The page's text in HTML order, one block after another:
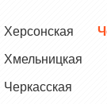
Херсонская
Хмельницкая
Черкасская